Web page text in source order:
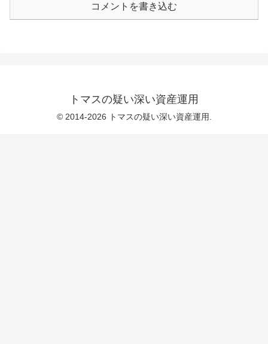
コメントを書き込む
トマスの疑い深い資産運用
© 2014-2026 トマスの疑い深い資産運用.